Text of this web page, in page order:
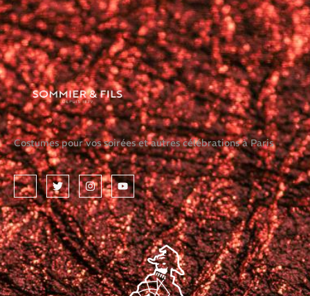
Costumes pour vos soirées et autres célébrations à Paris